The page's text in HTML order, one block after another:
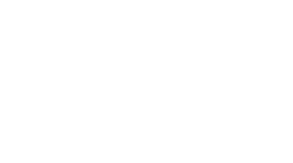
der Maske